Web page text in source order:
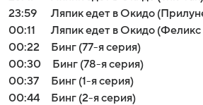
23:59
Ляпик едет в Окидо
00:11
Ляпик едет в Окидо (Феликс
00:22
Бинг (77-я серия)
00:30
Бинг (78-я серия)
00:37
Бинг (1-я серия)
00:44
Бинг (2-я серия)